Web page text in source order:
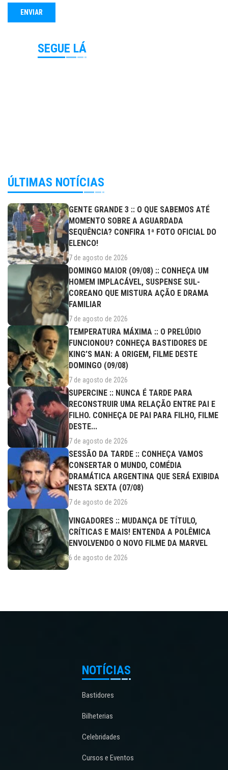
SEGUE LÁ
ÚLTIMAS NOTÍCIAS
GENTE GRANDE 3 :: O QUE SABEMOS ATÉ
MOMENTO SOBRE A AGUARDADA
SEQUÊNCIA? CONFIRA 1ª FOTO OFICIAL DO
ELENCO!
7 de agosto de 2026
DOMINGO MAIOR (09/08) :: CONHEÇA UM
HOMEM IMPLACÁVEL, SUSPENSE SUL-
COREANO QUE MISTURA AÇÃO E DRAMA
FAMILIAR
7 de agosto de 2026
TEMPERATURA MÁXIMA :: O PRELÚDIO
FUNCIONOU? CONHEÇA BASTIDORES DE
KING’S MAN: A ORIGEM, FILME DESTE
DOMINGO (09/08)
7 de agosto de 2026
SUPERCINE :: NUNCA É TARDE PARA
RECONSTRUIR UMA RELAÇÃO ENTRE PAI E
FILHO. CONHEÇA DE PAI PARA FILHO, FILME
DESTE...
7 de agosto de 2026
SESSÃO DA TARDE :: CONHEÇA VAMOS
CONSERTAR O MUNDO, COMÉDIA
DRAMÁTICA ARGENTINA QUE SERÁ EXIBIDA
NESTA SEXTA (07/08)
7 de agosto de 2026
VINGADORES :: MUDANÇA DE TÍTULO,
CRÍTICAS E MAIS! ENTENDA A POLÊMICA
ENVOLVENDO O NOVO FILME DA MARVEL
6 de agosto de 2026
NOTÍCIAS
Bastidores
Bilheterias
Celebridades
Cursos e Eventos